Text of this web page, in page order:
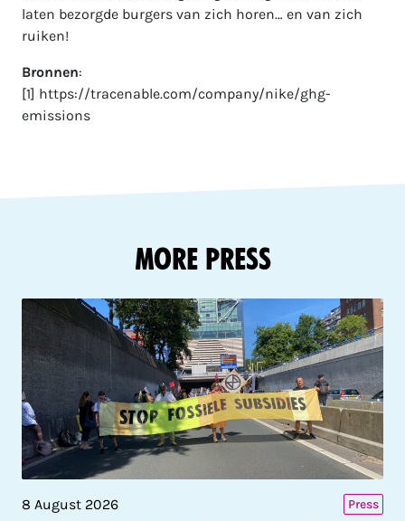
laten bezorgde burgers van zich horen… en van zich
ruiken!
Bronnen:
[1] https://tracenable.com/company/nike/ghg-
emissions
More Press
8 August 2026 Press